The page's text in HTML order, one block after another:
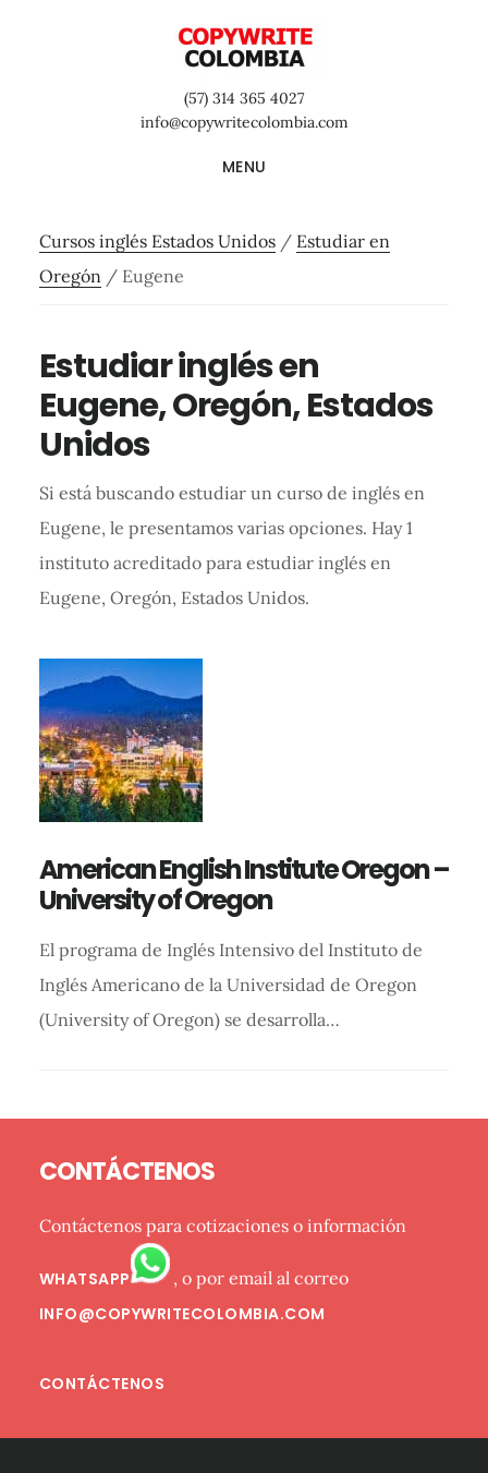
(57) 314 365 4027
info@copywritecolombia.com
MENU
Cursos inglés Estados Unidos / Estudiar en
Oregón /Eugene
Estudiar inglés en
Eugene, Oregón, Estados
Unidos
Si está buscando estudiar un curso de inglés en
Eugene, le presentamos varias opciones. Hay 1
instituto acreditado para estudiar inglés en
Eugene, Oregón, Estados Unidos.
American English Institute Oregon –
University of Oregon
El programa de Inglés Intensivo del Instituto de
Inglés Americano de la Universidad de Oregon
(University of Oregon) se desarrolla…
Barra
lateral
CONTÁCTENOS
Contáctenos para cotizaciones o información
WHATSAPP
, o por email al correo
INFO@COPYWRITECOLOMBIA.COM
CONTÁCTENOS